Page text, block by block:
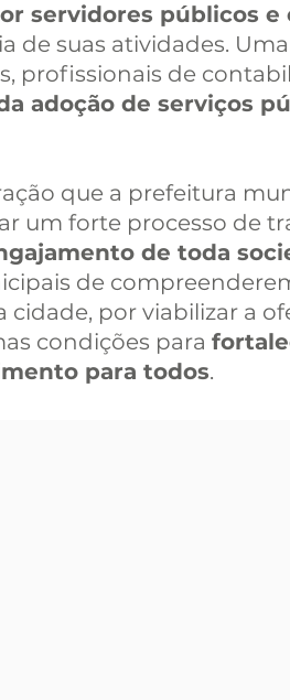
servidores públicos e
de suas atividades.
profissionais de
adoção de serviços
que a prefeitura
um forte processo de
de toda
de
por viabilizar a
condições para
para todos.